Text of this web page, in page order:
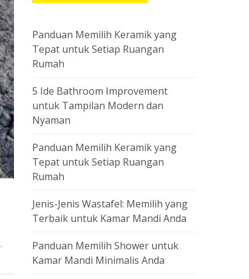
,
Panduan Memilih Keramik yang
Tepat untuk Setiap Ruangan
Rumah
5 Ide Bathroom Improvement
untuk Tampilan Modern dan
Nyaman
Panduan Memilih Keramik yang
Tepat untuk Setiap Ruangan
Rumah
Jenis-Jenis Wastafel: Memilih yang
Terbaik untuk Kamar Mandi Anda
Panduan Memilih Shower untuk
Kamar Mandi Minimalis Anda